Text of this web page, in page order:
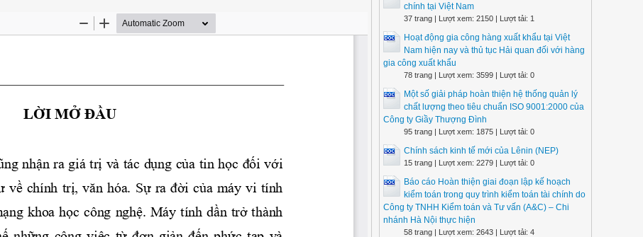
chính tại Việt Nam
37 trang | Lượt xem: 2150 | Lượt tải: 1
Hoạt động gia công hàng xuất khẩu tại Việt
Nam hiện nay và thủ tục Hải quan đối với hàng
gia công xuất khẩu
78 trang | Lượt xem: 3599 | Lượt tải: 0
Một số giải pháp hoàn thiện hệ thống quản lý
chất lượng theo tiêu chuẩn ISO 9001:2000 của
Công ty Giầy Thượng Đình
95 trang | Lượt xem: 1875 | Lượt tải: 0
Chính sách kinh tế mới của Lênin (NEP)
15 trang | Lượt xem: 2279 | Lượt tải: 0
Báo cáo Hoàn thiện giai đoạn lập kế hoạch
kiểm toán trong quy trình kiểm toán tài chính do
Công ty TNHH Kiểm toán và Tư vấn (A&C) – Chi
nhánh Hà Nội thực hiện
58 trang | Lượt xem: 2643 | Lượt tải: 4